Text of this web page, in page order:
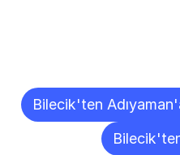
Bilecik'ten